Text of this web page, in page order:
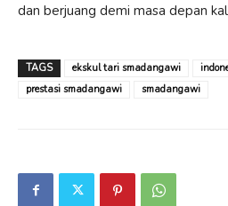
dan berjuang demi masa depan
TAGS ekskul tari smadangawi
prestasi smadangawi
smadangawi